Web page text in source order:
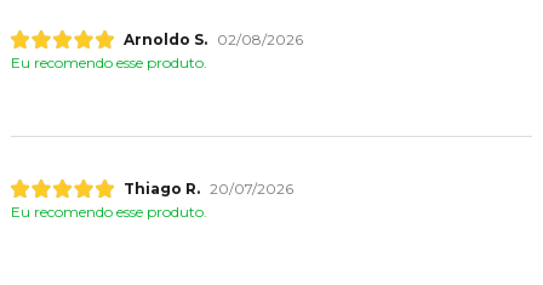
Arnoldo S.
02/08/2026
Eu recomendo esse produto.
Thiago R. 20/07/2026
Eu recomendo esse produto.